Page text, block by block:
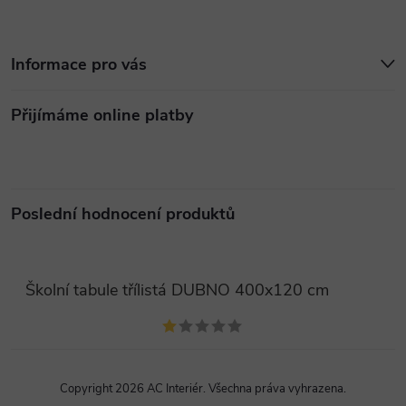
Informace pro vás
Přijímáme online platby
Poslední hodnocení produktů
Školní tabule třílistá DUBNO 400x120 cm
Copyright 2026 AC Interiér. Všechna práva vyhrazena.